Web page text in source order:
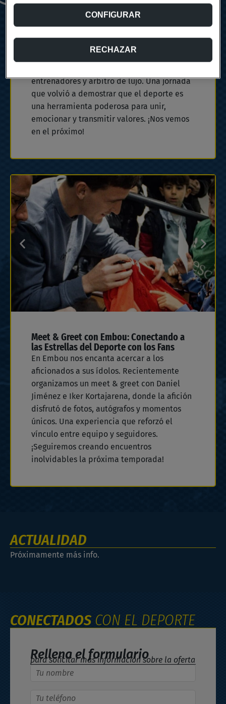
Nuestro IV Mini Derbi
Otro año más, Embou hizo historia en La
entrenadores y árbitro de lujo. Una jornada
que volvió a demostrar que el deporte es
una herramienta poderosa para unir,
emocionar y transmitir valores. ¡Nos vemos
en el próximo!
Meet & Greet con Embou: Conectando a
las Estrellas del Deporte con los Fans
En Embou nos encanta acercar a los
aficionados a sus ídolos. Recientemente
organizamos un meet & greet con Daniel
Jiménez e Iker Kortajarena, donde la afición
disfrutó de fotos, autógrafos y momentos
únicos. Una experiencia que reforzó el
vínculo entre equipo y seguidores.
¡Seguiremos creando encuentros
inolvidables la próxima temporada!
ACTUALIDAD
Próximamente más info.
CONECTADOSCON EL DEPORTE
Rellena el formulario
para solicitar más información sobre la oferta
Nombre
Teléfono
RECHAZAR
CONFIGURAR